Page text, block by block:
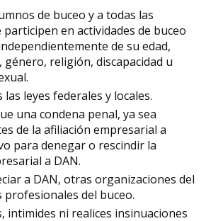
de buceo y a todas las
en actividades de buceo
de su edad,
religión, discapacidad u
leyes federales y locales.
una condena penal, ya sea
de la afiliación empresarial a
para denegar o rescindir la
a DAN.
a DAN, otras organizaciones del
profesionales del buceo.
intimides ni realices insinuaciones